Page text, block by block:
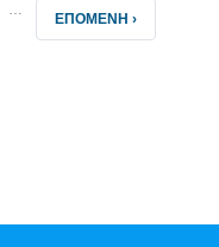
… NEXT PAGE
ΕΠΟΜΕΝΗ ›